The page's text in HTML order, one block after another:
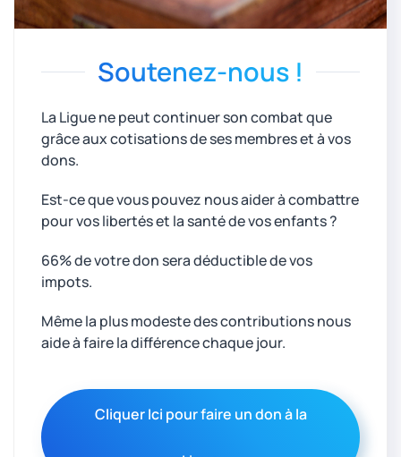
Soutenez-nous !
La Ligue ne peut continuer son combat que
grâce aux cotisations de ses membres et à vos
dons.
Est-ce que vous pouvez nous aider à combattre
pour vos libertés et la santé de vos enfants ?
66% de votre don sera déductible de vos
impots.
Même la plus modeste des contributions nous
aide à faire la différence chaque jour.
Cliquer Ici pour faire un don à la